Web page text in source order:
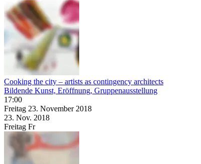
Cooking the city – artists as contingency architects
Bildende Kunst, Eröffnung, Gruppenausstellung
17:00
Freitag 23. November 2018
23. Nov. 2018
Freitag Fr